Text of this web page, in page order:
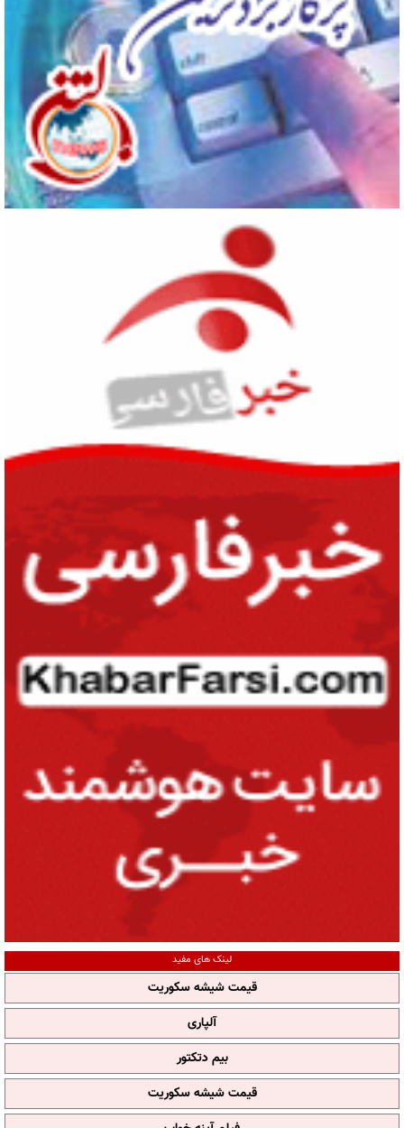
لینک های مفید
قیمت شیشه سکوریت
آلپاری
بیم دتکتور
قیمت شیشه سکوریت